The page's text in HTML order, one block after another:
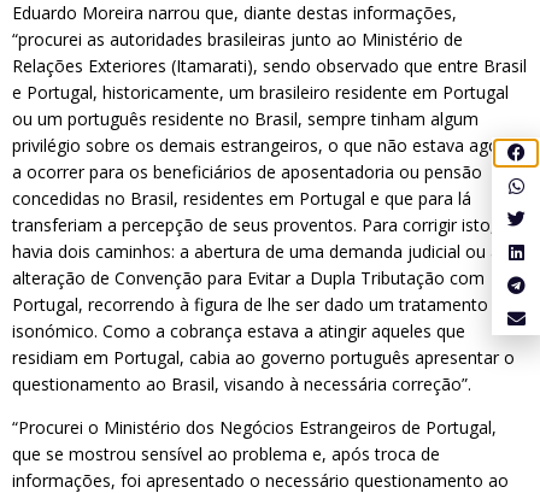
Eduardo Moreira narrou que, diante destas informações,
“procurei as autoridades brasileiras junto ao Ministério de
Relações Exteriores (Itamarati), sendo observado que entre Brasil
e Portugal, historicamente, um brasileiro residente em Portugal
ou um português residente no Brasil, sempre tinham algum
privilégio sobre os demais estrangeiros, o que não estava agora
a ocorrer para os beneficiários de aposentadoria ou pensão
concedidas no Brasil, residentes em Portugal e que para lá
transferiam a percepção de seus proventos. Para corrigir isto,
havia dois caminhos: a abertura de uma demanda judicial ou a
alteração de Convenção para Evitar a Dupla Tributação com
Portugal, recorrendo à figura de lhe ser dado um tratamento
isonómico. Como a cobrança estava a atingir aqueles que
residiam em Portugal, cabia ao governo português apresentar o
questionamento ao Brasil, visando à necessária correção”.
“Procurei o Ministério dos Negócios Estrangeiros de Portugal,
que se mostrou sensível ao problema e, após troca de
informações, foi apresentado o necessário questionamento ao